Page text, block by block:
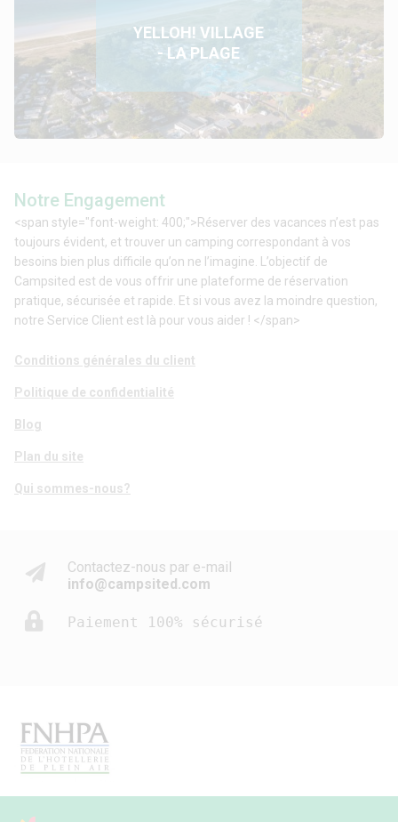
YELLOH! VILLAGE
- LA PLAGE
Notre Engagement
<span style="font-weight: 400;">Réserver des vacances n’est pas
toujours évident, et trouver un camping correspondant à vos
besoins bien plus difficile qu’on ne l’imagine. L’objectif de
Campsited est de vous offrir une plateforme de réservation
pratique, sécurisée et rapide. Et si vous avez la moindre question,
notre Service Client est là pour vous aider ! </span>
Conditions générales du client
Politique de confidentialité
Blog
Plan du site
Qui sommes-nous?
Contactez-nous par e-mail
info@campsited.com
Paiement 100% sécurisé